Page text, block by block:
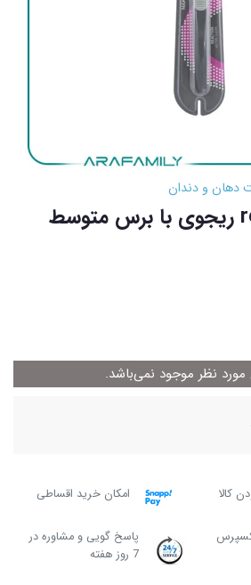
دهان و دندان
نظر موجود نمی‌باشد.
کالا امکان خرید اقساطی
پاسخ گویی و مشاوره در
7 روز هفته